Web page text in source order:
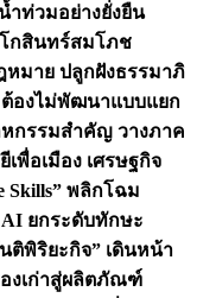
ำท่วมอย่างยั่งยืน
กสินทร์สมโภช
มาย ปลูกฝังธรรมาภิ
ต้องไม่พัฒนาแบบแยก
หกรรมสำคัญ วางภาค
พื่อเมือง เศรษฐกิจ
Skills” พลิกโฉม
AI ยกระดับทักษะ
ติพิริยะกิจ” เดินหน้า
องเก่าสู่ผลิตภัณฑ์